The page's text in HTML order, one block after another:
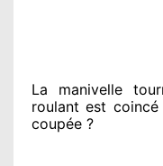
La manivelle
roulant est coincé
coupée ?